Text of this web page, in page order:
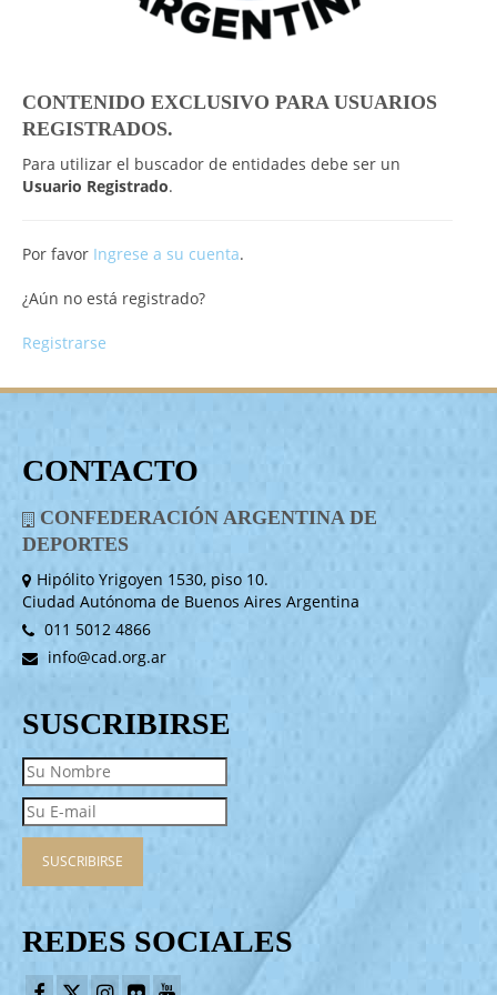
CONTENIDO EXCLUSIVO PARA USUARIOS
REGISTRADOS.
Para utilizar el buscador de entidades debe ser un
Usuario Registrado.
Por favor Ingrese a su cuenta.
¿Aún no está registrado?
Registrarse
CONTACTO
CONFEDERACIÓN ARGENTINA DE
DEPORTES
Hipólito Yrigoyen 1530, piso 10.
Ciudad Autónoma de Buenos Aires Argentina
011 5012 4866
info@cad.org.ar
SUSCRIBIRSE
REDES SOCIALES